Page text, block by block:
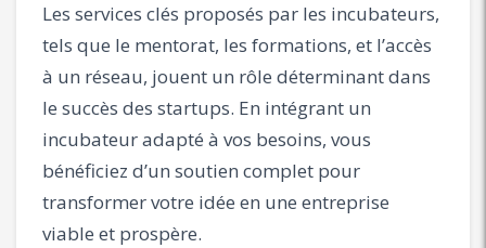
Les services clés proposés par les incubateurs,
tels que le mentorat, les formations, et l’accès
à un réseau, jouent un rôle déterminant dans
le succès des startups. En intégrant un
incubateur adapté à vos besoins, vous
bénéficiez d’un soutien complet pour
transformer votre idée en une entreprise
viable et prospère.